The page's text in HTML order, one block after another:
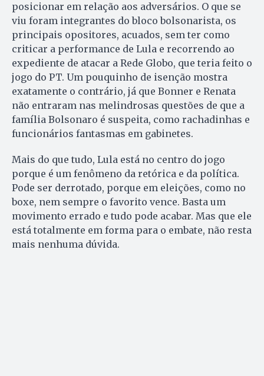
posicionar em relação aos adversários. O que se
viu foram integrantes do bloco bolsonarista, os
principais opositores, acuados, sem ter como
criticar a performance de Lula e recorrendo ao
expediente de atacar a Rede Globo, que teria feito o
jogo do PT. Um pouquinho de isenção mostra
exatamente o contrário, já que Bonner e Renata
não entraram nas melindrosas questões de que a
família Bolsonaro é suspeita, como rachadinhas e
funcionários fantasmas em gabinetes.
Mais do que tudo, Lula está no centro do jogo
porque é um fenômeno da retórica e da política.
Pode ser derrotado, porque em eleições, como no
boxe, nem sempre o favorito vence. Basta um
movimento errado e tudo pode acabar. Mas que ele
está totalmente em forma para o embate, não resta
mais nenhuma dúvida.